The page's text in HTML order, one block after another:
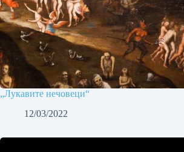
„Лукавите нечовеци“
12/03/2022